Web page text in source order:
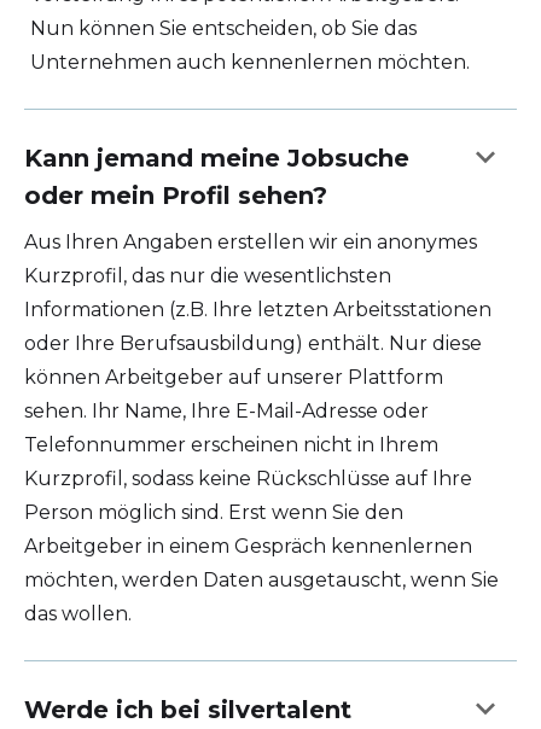
Nun können Sie entscheiden, ob Sie das
Unternehmen auch kennenlernen möchten.
Kann jemand meine Jobsuche
oder mein Profil sehen?
keyboard_arrow_down
Aus Ihren Angaben erstellen wir ein anonymes
Kurzprofil, das nur die wesentlichsten
Informationen (z.B. Ihre letzten Arbeitsstationen
oder Ihre Berufsausbildung) enthält. Nur diese
können Arbeitgeber auf unserer Plattform
sehen. Ihr Name, Ihre E-Mail-Adresse oder
Telefonnummer erscheinen nicht in Ihrem
Kurzprofil, sodass keine Rückschlüsse auf Ihre
Person möglich sind. Erst wenn Sie den
Arbeitgeber in einem Gespräch kennenlernen
möchten, werden Daten ausgetauscht, wenn Sie
das wollen.
Werde ich bei silvertalent
keyboard_arrow_down